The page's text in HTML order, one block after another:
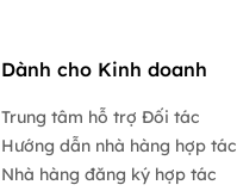
Dành cho Kinh doanh
Trung tâm hỗ trợ Đối tác
Hướng dẫn nhà hàng hợp tác
Nhà hàng đăng ký hợp tác